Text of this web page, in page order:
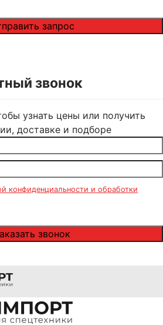
звонок
узнать цены или получить
доставке и подборе
конфиденциальности и обработки